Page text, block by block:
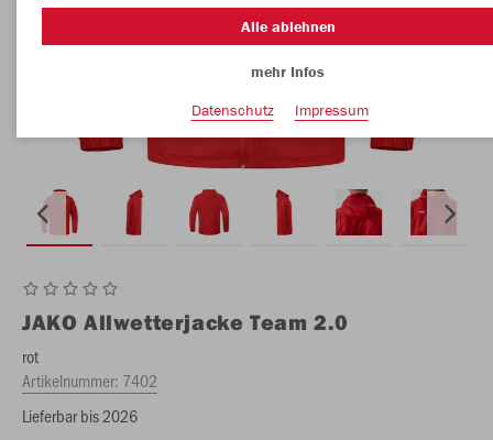
JAKO Allwetterjacke Team 2.0
rot
Artikelnummer: 7402
Lieferbar bis 2026
Alle ablehnen
mehr Infos
Datenschutz
Impressum